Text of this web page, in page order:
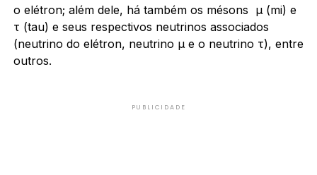
o elétron; além dele, há também os mésons μ (mi) e
τ (tau) e seus respectivos neutrinos associados
(neutrino do elétron, neutrino μ e o neutrino τ), entre
outros.
PUBLICIDADE